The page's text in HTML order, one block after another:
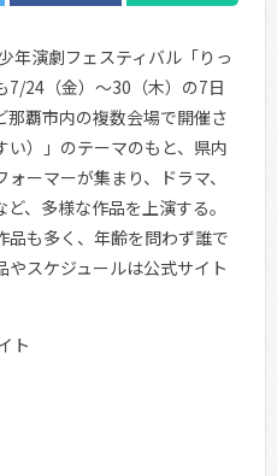
年演劇フェスティバル「りっ
7/24（金）～30（木）の7日
覇市内の複数会場で開催さ
）」のテーマのもと、県内
ーマーが集まり、ドラマ、
、多様な作品を上演する。
品も多く、年齢を問わず誰で
スケジュールは公式サイト
ト